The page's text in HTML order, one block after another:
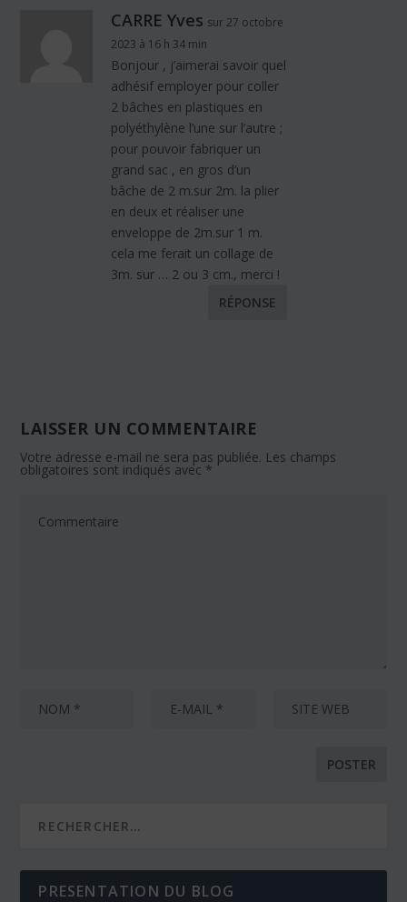
CARRE Yves sur 27 octobre
2023 à 16 h 34 min
Bonjour , j’aimerai savoir quel
adhésif employer pour coller
2 bâches en plastiques en
polyéthylène l’une sur l’autre ;
pour pouvoir fabriquer un
grand sac , en gros d’un
bâche de 2 m.sur 2m. la plier
en deux et réaliser une
enveloppe de 2m.sur 1 m.
cela me ferait un collage de
3m. sur … 2 ou 3 cm., merci !
RÉPONSE
LAISSER UN COMMENTAIRE
Votre adresse e-mail ne sera pas publiée. Les champs
obligatoires sont indiqués avec *
PRESENTATION DU BLOG